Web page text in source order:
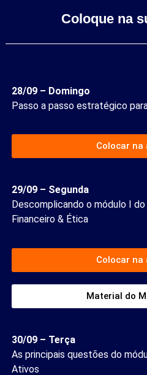
Coloque na
28/09 – Domingo
Passo a passo estratégico
Colocar na
29/09 – Segunda
Descomplicando o módulo I
Financeiro & Ética
Colocar na
Material do
30/09 – Terça
As principais questões do
Ativos